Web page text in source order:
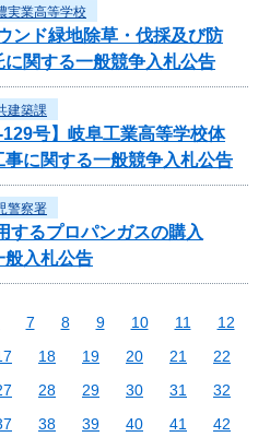
実業高等学校
ンド緑地除草・伐採及び防
関する一般競争入札公告
建築課
129号】岐阜工業高等学校体
に関する一般競争入札公告
警察署
するプロパンガスの購入
般入札公告
7 8 9 10 11
12
18 19 20 21
22
28 29 30 31
32
38 39 40 41
42